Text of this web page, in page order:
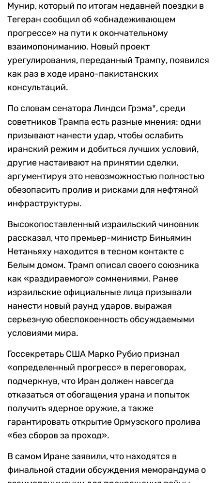
Мунир, который по итогам недавней поездки в
Тегеран сообщил об «обнадеживающем
прогрессе» на пути к окончательному
взаимопониманию. Новый проект
урегулирования, переданный Трампу, появился
как раз в ходе ирано-пакистанских
консультаций.
По словам сенатора Линдси Грэма*, среди
советников Трампа есть разные мнения: одни
призывают нанести удар, чтобы ослабить
иранский режим и добиться лучших условий,
другие настаивают на принятии сделки,
аргументируя это невозможностью полностью
обезопасить пролив и рисками для нефтяной
инфраструктуры.
Высокопоставленный израильский чиновник
рассказал, что премьер-министр Биньямин
Нетаньяху находится в тесном контакте с
Белым домом. Трамп описал своего союзника
как «раздираемого» сомнениями. Ранее
израильские официальные лица призывали
нанести новый раунд ударов, выражая
серьезную обеспокоенность обсуждаемыми
условиями мира.
Госсекретарь США Марко Рубио признал
«определенный прогресс» в переговорах,
подчеркнув, что Иран должен навсегда
отказаться от обогащения урана и попыток
получить ядерное оружие, а также
гарантировать открытие Ормузского пролива
«без сборов за проход».
В самом Иране заявили, что находятся в
финальной стадии обсуждения меморандума о